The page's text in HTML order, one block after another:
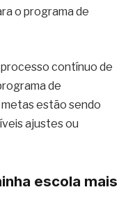
o programa de
contínuo de
de
estão sendo
ajustes ou
escola mais